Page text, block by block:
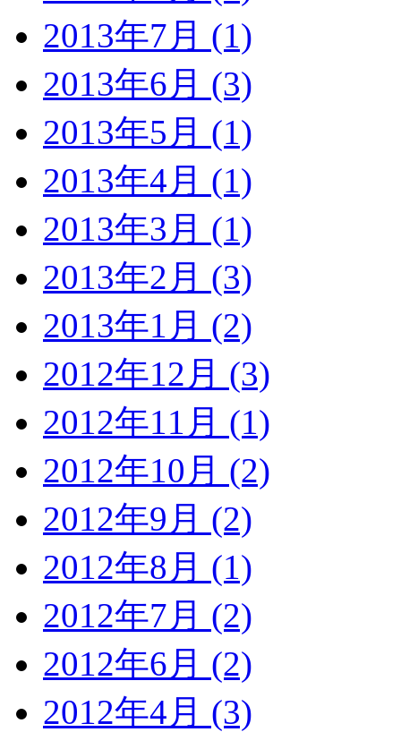
2013年7月 (1)
2013年6月 (3)
2013年5月 (1)
2013年4月 (1)
2013年3月 (1)
2013年2月 (3)
2013年1月 (2)
2012年12月 (3)
2012年11月 (1)
2012年10月 (2)
2012年9月 (2)
2012年8月 (1)
2012年7月 (2)
2012年6月 (2)
2012年4月 (3)